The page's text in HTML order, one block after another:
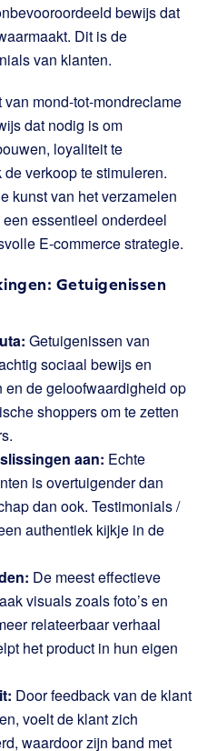
bewijs dat
Dit is de
van klanten.
mond-tot-mondreclame
dat nodig is om
loyaliteit te
verkoop te stimuleren.
kunst van het verzamelen
essentieel onderdeel
E-commerce strategie.
Getuigenissen
Getuigenissen van
sociaal bewijs en
en de geloofwaardigheid op
shoppers om te zetten
aan: Echte
is overtuigender dan
dan ook. Testimonials /
authentiek kijkje in de
De meest effectieve
visuals zoals foto’s en
relateerbaar verhaal
het product in hun eigen
Door feedback van de klant
voelt de klant zich
waardoor zijn band met